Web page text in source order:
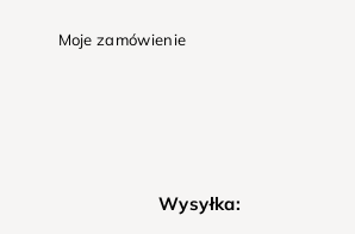
Moje zamówienie
Wysyłka: